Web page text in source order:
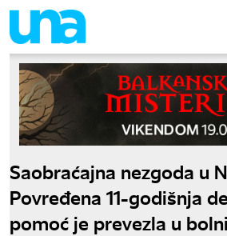
Saobraćajna nezgoda u
Povređena 11-godišnja
pomoć je prevezla u